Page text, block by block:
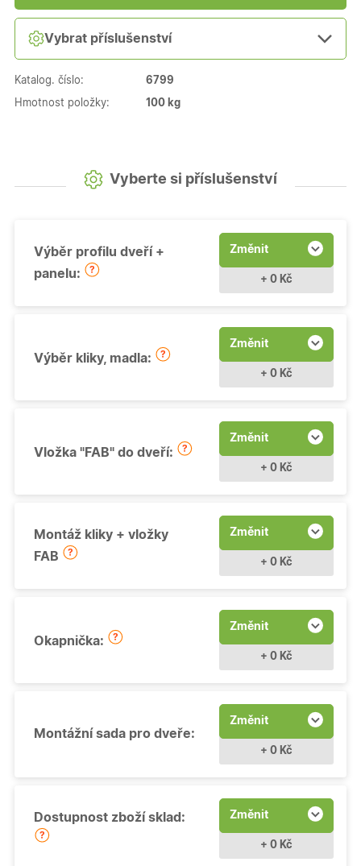
Vybrat příslušenství
Katalog. číslo: 6799
Hmotnost položky: 100 kg
Vyberte si příslušenství
Výběr profilu dveří +
panelu:
Změnit
+ 0 Kč
Výběr kliky, madla:
Změnit
+ 0 Kč
Vložka "FAB" do dveří:
Změnit
+ 0 Kč
Montáž kliky + vložky
FAB
Změnit
+ 0 Kč
Okapnička:
Změnit
+ 0 Kč
Montážní sada pro dveře:
Změnit
+ 0 Kč
Dostupnost zboží sklad: Změnit
+ 0 Kč